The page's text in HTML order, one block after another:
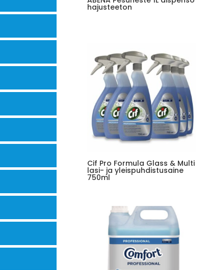
hajusteeton
Cif Pro Formula Glass & Multi
lasi- ja yleispuhdistusaine
750ml